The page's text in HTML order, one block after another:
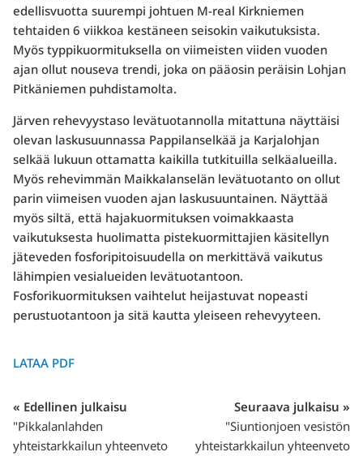
edellisvuotta suurempi johtuen M-real Kirkniemen
tehtaiden 6 viikkoa kestäneen seisokin vaikutuksista.
Myös typpi­kuormituksella on viimeisten viiden vuoden
ajan ollut nouseva trendi, joka on pääosin peräisin Lohjan
Pitkäniemen puhdistamolta.
Järven rehevyystaso levätuotannolla mitattuna näyttäisi
olevan laskusuunnassa Pappilanselkää ja Karjalohjan
selkää lukuun ottamatta kaikilla tutkituilla selkäalueilla.
Myös rehevimmän Maikkalanselän levätuotanto on ollut
parin viimeisen vuoden ajan laskusuuntainen. Näyttää
myös siltä, että hajakuormituksen voimakkaasta
vaikutuksesta huolimatta pistekuormittajien kä­sitellyn
jäteveden fosforipitoisuudella on merkittävä vaikutus
lähimpien vesialueiden levätuo­tantoon.
Fosforikuormituksen vaihtelut heijastuvat nopeasti
perustuotantoon ja sitä kautta ylei­seen rehevyyteen.
LATAA PDF
« Edellinen julkaisu
"Pikkalanlahden
yhteistarkkailun yhteenveto
Seuraava julkaisu »
"Siuntionjoen vesistön
yhteistarkkailun yhteenveto